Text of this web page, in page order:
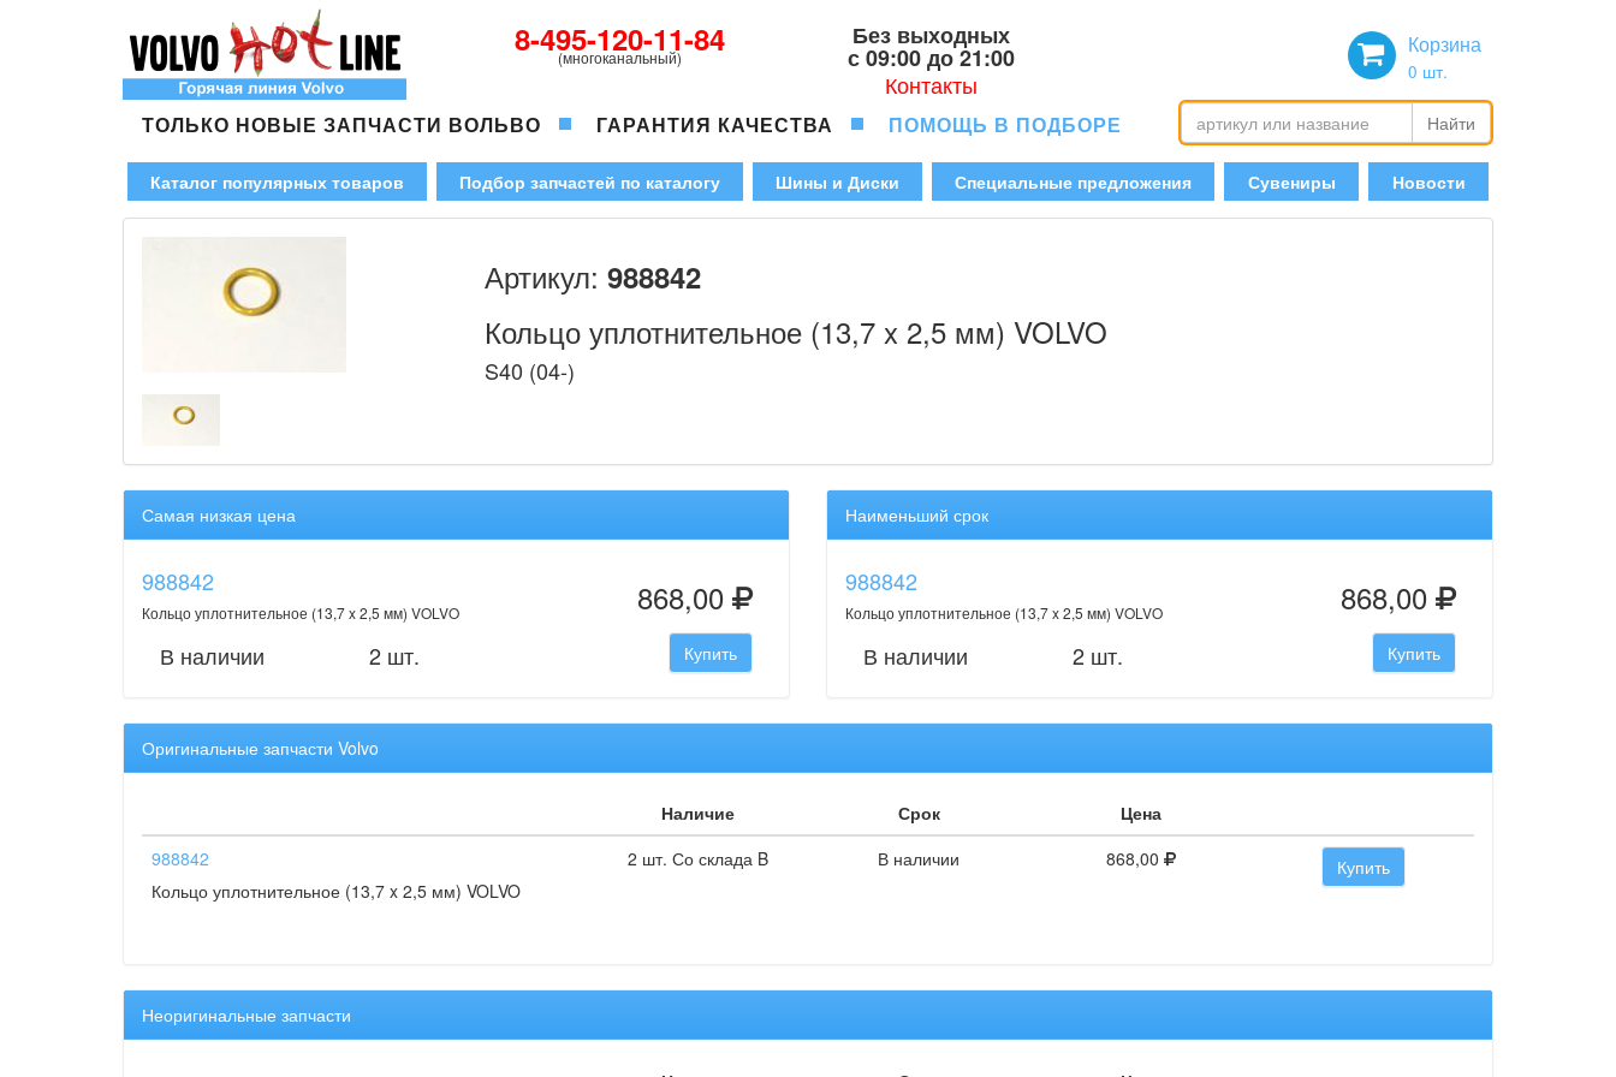
8-495-120-11-84
(многоканальный)
Без выходных
с 09:00 до 21:00
Контакты
Корзина
0 шт.
ТОЛЬКО НОВЫЕ ЗАПЧАСТИ ВОЛЬВО ГАРАНТИЯ КАЧЕСТВА ПОМОЩЬ В ПОДБОРЕ Найти
Каталог популярных товаров Подбор запчастей по каталогу Шины и Диски Специальные предложения Сувениры Новости
Артикул: 988842
Кольцо уплотнительное (13,7 x 2,5 мм) VOLVO
S40 (04-)
Самая низкая цена
988842
Кольцо уплотнительное (13,7 x 2,5 мм) VOLVO 868,00
В наличии 2 шт. Купить
Наименьший срок
988842
Кольцо уплотнительное (13,7 x 2,5 мм) VOLVO 868,00
В наличии 2 шт. Купить
Оригинальные запчасти Volvo
Наличие Срок
Цена
988842
Кольцо уплотнительное (13,7 x 2,5 мм) VOLVO
2 шт. Со склада B В наличии 868,00 Купить
Неоригинальные запчасти